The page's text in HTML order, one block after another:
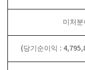
미처
(당기순이익 :